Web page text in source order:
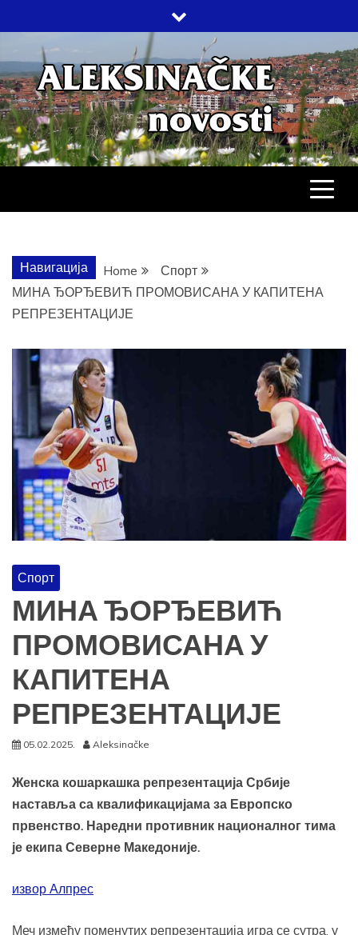
to
content
НОВОСТИ
ДРУШТВО, КУЛТУРА, ЕКОНОМИЈА,
СПОРТ, ПОСЛОВНИ ИМЕНИК,
Навигација Home
Спорт
МИНА ЂОРЂЕВИЋ ПРОМОВИСАНА У КАПИТЕНА
РЕПРЕЗЕНТАЦИЈЕ
Спорт
МИНА ЂОРЂЕВИЋ
ПРОМОВИСАНА У
КАПИТЕНА
РЕПРЕЗЕНТАЦИЈЕ
05.02.2025. Aleksinačke
Женска кошаркашка репрезентација Србије
наставља са квалификацијама за Европско
првенство. Наредни противник националног тима
је екипа Северне Македоније.
извор Алпрес
Меч између поменутих репрезентација игра се сутра, у